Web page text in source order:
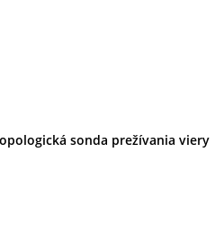
sonda prežívania viery